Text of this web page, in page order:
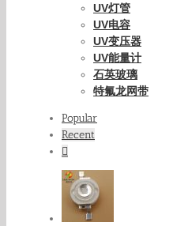
UV灯管
UV电容
UV变压器
UV能量计
石英玻璃
特氟龙网带
Popular
Recent